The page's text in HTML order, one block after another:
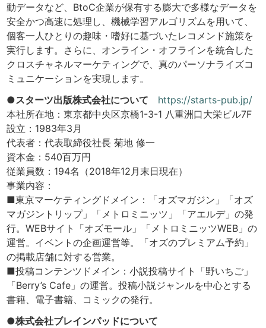
動データなど、BtoC企業が保有する膨大で多様なデータを
安全かつ高速に処理し、機械学習アルゴリズムを用いて、
個客一人ひとりの趣味・嗜好に基づいたレコメンド施策を
実行します。さらに、オンライン・オフラインを統合した
クロスチャネルマーケティングで、真のパーソナライズコ
ミュニケーションを実現します。
●スターツ出版株式会社について
https://starts-pub.jp/
本社所在地：東京都中央区京橋1-3-1 八重洲口大栄ビル7F
設立：1983年3月
代表者：代表取締役社長 菊地 修一
資本金：540百万円
従業員数：194名（2018年12月末日現在）
事業内容：
■東京マーケティングドメイン：「オズマガジン」「オズ
マガジントリップ」「メトロミニッツ」「アエルデ」の発
行。WEBサイト「オズモール」「メトロミニッツWEB」の
運営。イベントの企画運営等。「オズのプレミアム予約」
の掲載店舗に対する営業。
■投稿コンテンツドメイン：小説投稿サイト「野いちご」
「Berry’s Cafe」の運営。投稿小説ジャンルを中心とする
書籍、電子書籍、コミックの発行。
●株式会社ブレインパッドについて